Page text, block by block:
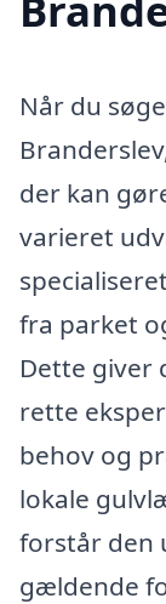
Når du
der kan
varieret
fra parket
Dette giver
rette
behov og
lokale
forstår den
gældende